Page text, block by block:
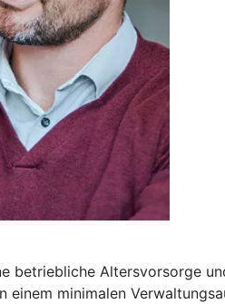
betriebliche Altersvorsorge
minimalen